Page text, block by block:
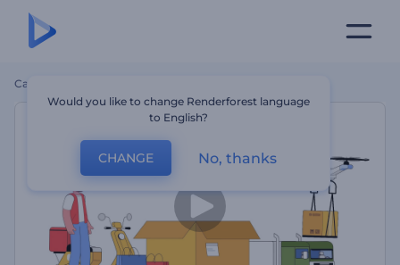
Casa
Would you like to change Renderforest language
to English?
CHANGE No, thanks